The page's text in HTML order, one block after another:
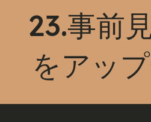
23.事前
をアッ